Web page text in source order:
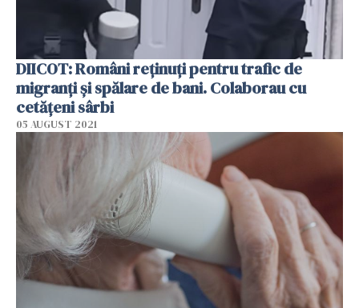
DIICOT: Români reţinuţi pentru trafic de
migranţi şi spălare de bani. Colaborau cu
cetăţeni sârbi
05 AUGUST 2021